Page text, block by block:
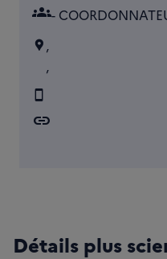
groups-
,
,
link
Détails plus